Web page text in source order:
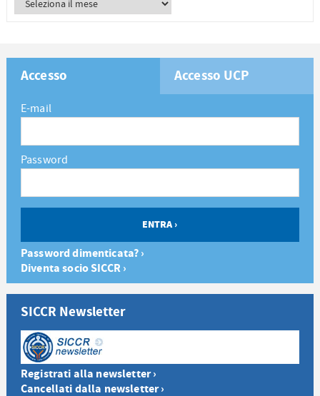
Accesso Accesso UCP
E-mail
Password
Password dimenticata? ›
Diventa socio SICCR ›
SICCR Newsletter
Registrati alla newsletter ›
Cancellati dalla newsletter ›